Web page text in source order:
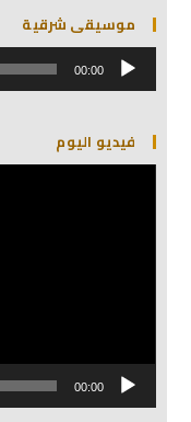
موسيقى شرقية
مشغل
الصوت 00:00
فيديو اليوم
00:00